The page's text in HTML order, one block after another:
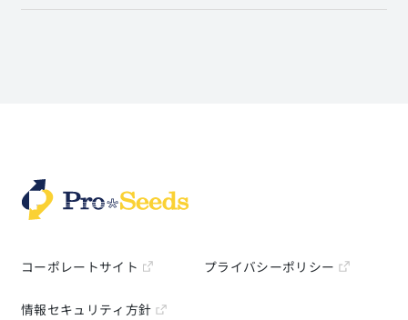
コーポレートサイト プライバシーポリシー
情報セキュリティ方針